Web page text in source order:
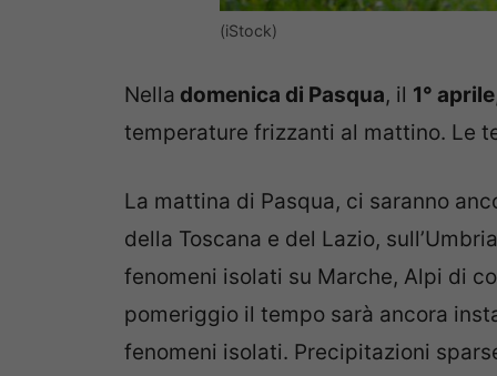
(iStock)
Nella domenica di Pasqua, il 1° aprile
temperature frizzanti al mattino. Le
La mattina di Pasqua, ci saranno
della Toscana e del Lazio,
fenomeni isolati su Marche, Alpi di
pomeriggio il tempo sarà ancora
fenomeni isolati. Precipitazioni